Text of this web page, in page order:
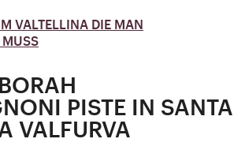
VALTELLINA DIE MAN
MUSS
PISTE IN SANTA
VALFURVA